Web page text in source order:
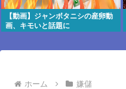
【動画】ジャンボタニシの産卵動
画、キモいと話題に
ホーム 嫌儲